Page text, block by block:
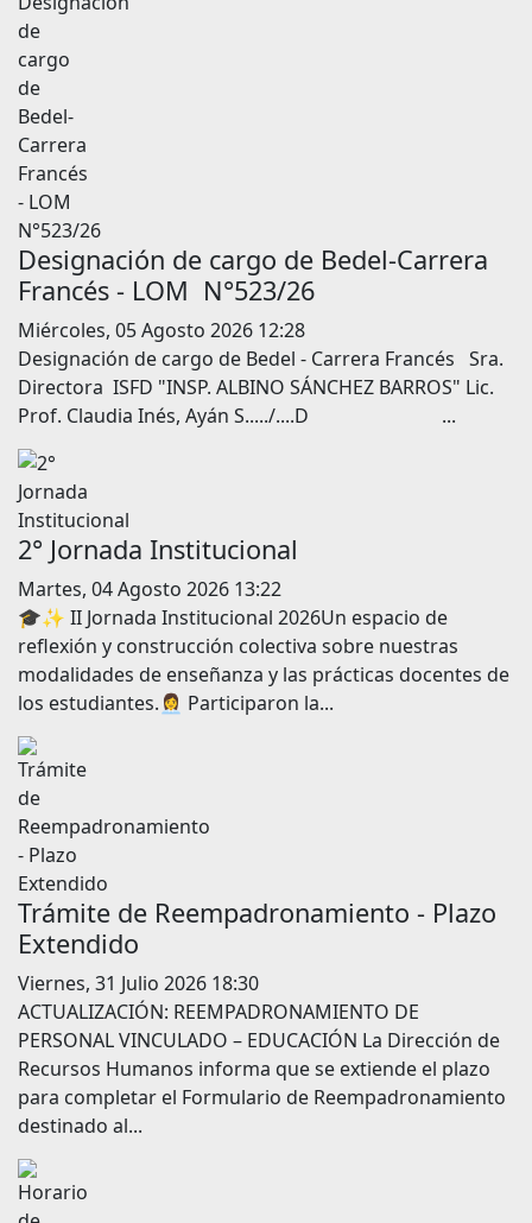
Designación de cargo de Bedel-Carrera
Francés - LOM N°523/26
Miércoles, 05 Agosto 2026 12:28
Designación de cargo de Bedel - Carrera Francés Sra.
Directora ISFD "INSP. ALBINO SÁNCHEZ BARROS" Lic.
Prof. Claudia Inés, Ayán S...../....D ...
2° Jornada Institucional
Martes, 04 Agosto 2026 13:22
🎓✨ II Jornada Institucional 2026Un espacio de
reflexión y construcción colectiva sobre nuestras
modalidades de enseñanza y las prácticas docentes de
los estudiantes.👩‍💼 Participaron la...
Trámite de Reempadronamiento - Plazo
Extendido
Viernes, 31 Julio 2026 18:30
ACTUALIZACIÓN: REEMPADRONAMIENTO DE
PERSONAL VINCULADO – EDUCACIÓN La Dirección de
Recursos Humanos informa que se extiende el plazo
para completar el Formulario de Reempadronamiento
destinado al...